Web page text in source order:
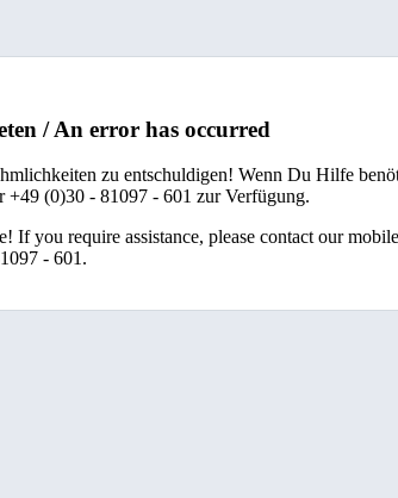
/ An error has occurred
zu entschuldigen! Wenn Du Hilfe
+49 (0)30 - 81097 - 601 zur Verfügung.
If you require assistance, please contact our
- 601.